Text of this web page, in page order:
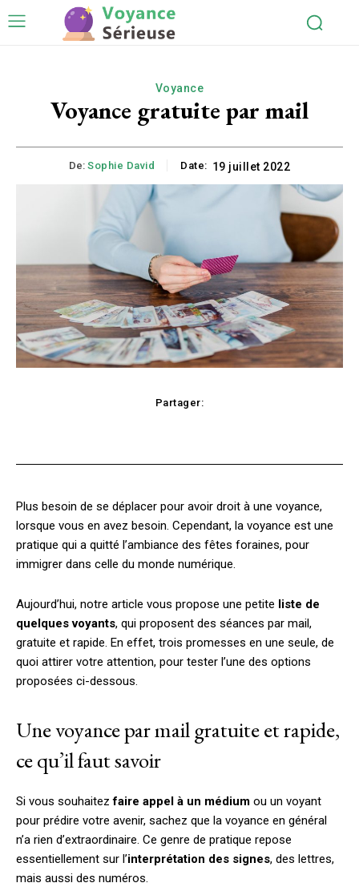
Voyance
Voyance gratuite par mail
De: Sophie David Date: 19 juillet 2022
Partager:
Plus besoin de se déplacer pour avoir droit à une voyance,
lorsque vous en avez besoin. Cependant, la voyance est une
pratique qui a quitté l’ambiance des fêtes foraines, pour
immigrer dans celle du monde numérique.
Aujourd’hui, notre article vous propose une petite liste de
quelques voyants, qui proposent des séances par mail,
gratuite et rapide. En effet, trois promesses en une seule, de
quoi attirer votre attention, pour tester l’une des options
proposées ci-dessous.
Une voyance par mail gratuite et rapide,
ce qu’il faut savoir
Si vous souhaitezfaire appel à un médium ou un voyant
pour prédire votre avenir, sachez que la voyance en général
n’a rien d’extraordinaire. Ce genre de pratique repose
essentiellement sur l’interprétation des signes, des lettres,
mais aussi des numéros.